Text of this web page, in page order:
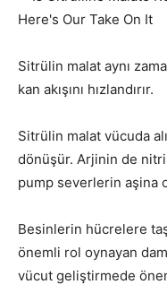
Sitrülin malat aynı
kan akışını hızlandırır.
Sitrülin malat vücuda
dönüşür. Arjinin de
pump severlerin aşina
Besinlerin hücrelere
önemli rol oynayan
vücut geliştirmede